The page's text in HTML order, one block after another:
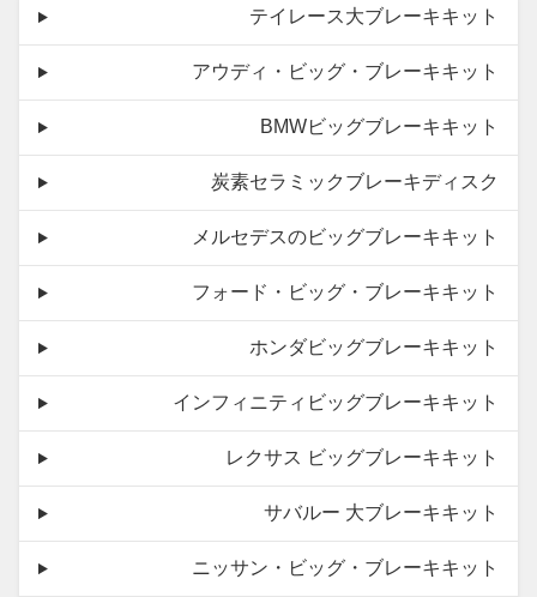
テイレース大ブレーキキット
アウディ・ビッグ・ブレーキキット
BMWビッグブレーキキット
炭素セラミックブレーキディスク
メルセデスのビッグブレーキキット
フォード・ビッグ・ブレーキキット
ホンダビッグブレーキキット
インフィニティビッグブレーキキット
レクサス ビッグブレーキキット
サバルー 大ブレーキキット
ニッサン・ビッグ・ブレーキキット